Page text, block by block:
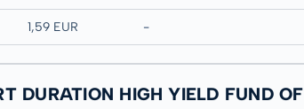
1,59 EUR -
DURATION HIGH YIELD FUND OF